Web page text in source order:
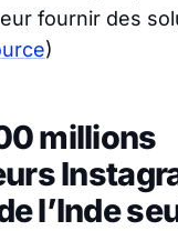
fournir des
)
millions
l’Inde